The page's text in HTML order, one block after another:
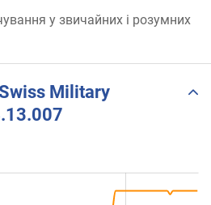
у звичайних і розумних
Military